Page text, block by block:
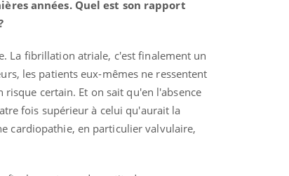
années. Quel est son rapport
La fibrillation atriale, c'est finalement un
les patients eux-mêmes ne ressentent
certain. Et on sait qu'en l'absence
fois supérieur à celui qu'aurait la
cardiopathie, en particulier valvulaire,